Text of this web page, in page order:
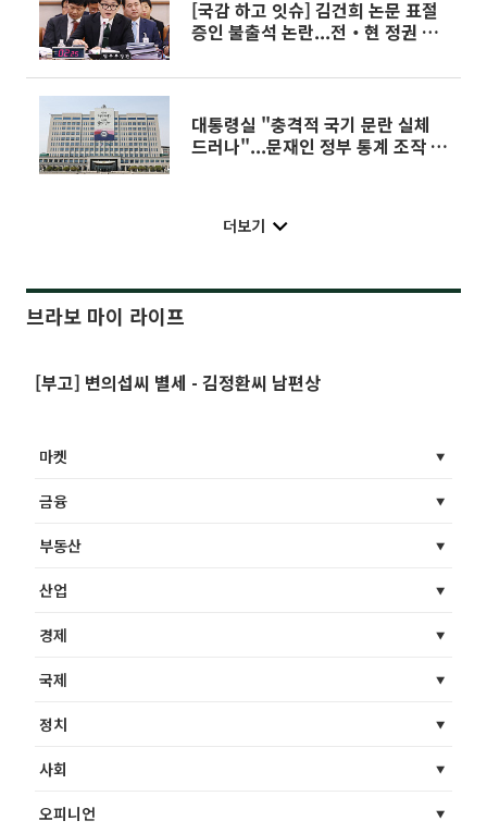
[국감 하고 잇슈] 김건희 논문 표절
증인 불출석 논란...전‧현 정권 맞
대통령실 "충격적 국기 문란 실체
드러나"...문재인 정부 통계 조작 비
더보기
브라보 마이 라이프
[부고] 변의섭씨 별세 - 김정환씨 남편상
마켓
금융
부동산
산업
경제
국제
정치
사회
오피니언